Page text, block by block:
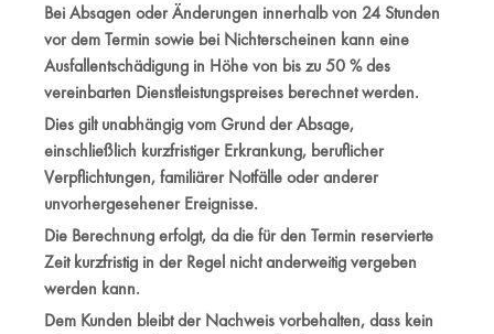
Bei Absagen oder Änderungen innerhalb von 24 Stunden
vor dem Termin sowie bei Nichterscheinen kann eine
Ausfallentschädigung in Höhe von bis zu 50 % des
vereinbarten Dienstleistungspreises berechnet werden.
Dies gilt unabhängig vom Grund der Absage,
einschließlich kurzfristiger Erkrankung, beruflicher
Verpflichtungen, familiärer Notfälle oder anderer
unvorhergesehener Ereignisse.
Die Berechnung erfolgt, da die für den Termin reservierte
Zeit kurzfristig in der Regel nicht anderweitig vergeben
werden kann.
Dem Kunden bleibt der Nachweis vorbehalten, dass kein